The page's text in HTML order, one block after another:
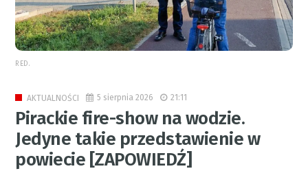
RED.
AKTUALNOŚCI 5 sierpnia 2026 21:11
Pirackie fire-show na wodzie.
Jedyne takie przedstawienie w
powiecie [ZAPOWIEDŹ]